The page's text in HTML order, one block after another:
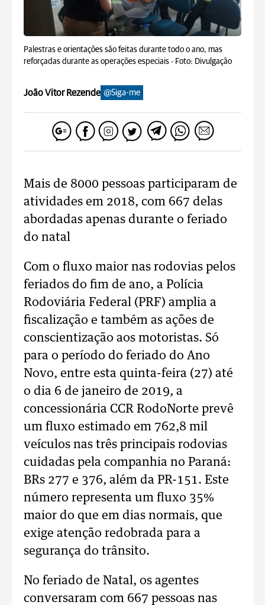
Palestras e orientações são feitas durante todo o ano, mas
reforçadas durante as operações especiais - Foto: Divulgação
João Vitor Rezende @Siga-me
Mais de 8000 pessoas participaram de
atividades em 2018, com 667 delas
abordadas apenas durante o feriado
do natal
Com o fluxo maior nas rodovias pelos
feriados do fim de ano, a Polícia
Rodoviária Federal (PRF) amplia a
fiscalização e também as ações de
conscientização aos motoristas. Só
para o período do feriado do Ano
Novo, entre esta quinta-feira (27) até
o dia 6 de janeiro de 2019, a
concessionária CCR RodoNorte prevê
um fluxo estimado em 762,8 mil
veículos nas três principais rodovias
cuidadas pela companhia no Paraná:
BRs 277 e 376, além da PR-151. Este
número representa um fluxo 35%
maior do que em dias normais, que
exige atenção redobrada para a
segurança do trânsito.
No feriado de Natal, os agentes
conversaram com 667 pessoas nas